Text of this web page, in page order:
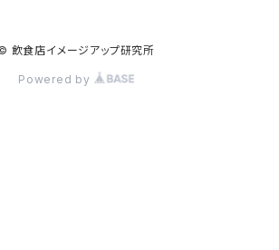
飲食店イメージアップ研究所
Powered by